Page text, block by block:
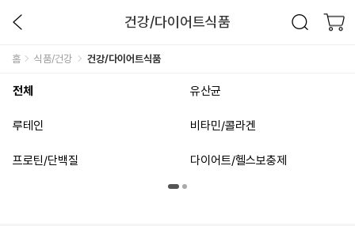
건강/다이어트식품
홈 식품/건강 건강/다이어트식품
전체 유산균
루테인 비타민/콜라겐
프로틴/단백질 다이어트/헬스보충제